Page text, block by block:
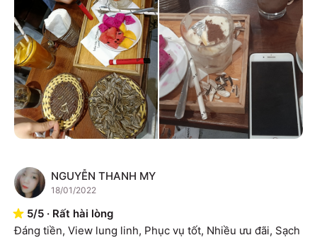
N NGUYỄN THANH MY
18/01/2022
5/5 · Rất hài lòng
Đáng tiền, View lung linh, Phục vụ tốt, Nhiều ưu đãi, Sạch